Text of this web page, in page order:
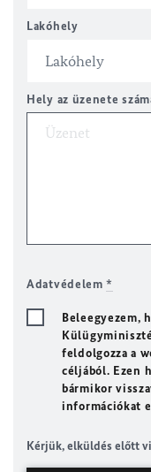
Lakóhely
Hely az üzenete
Adatvédelem*
Beleegyezem,
feldolgozza a
céljából. Ezen
bármikor
információkat
Kérjük, elküldés előtt